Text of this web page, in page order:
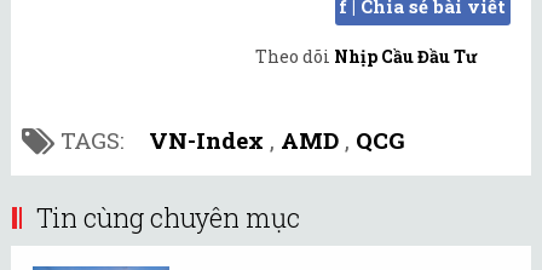
f | Chia sẻ bài viết
Theo dõi Nhịp Cầu Đầu Tư
TAGS: VN-Index , AMD , QCG
Tin cùng chuyên mục